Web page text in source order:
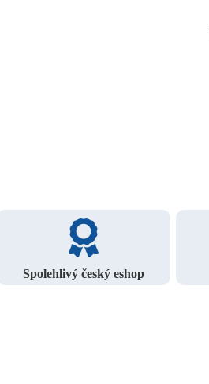
Spolehlivý český eshop